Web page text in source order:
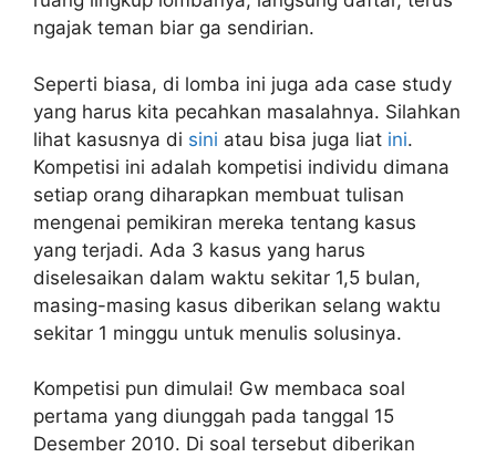
ngajak teman biar ga sendirian.
Seperti biasa, di lomba ini juga ada case study
yang harus kita pecahkan masalahnya. Silahkan
lihat kasusnya di sini atau bisa juga liat ini.
Kompetisi ini adalah kompetisi individu dimana
setiap orang diharapkan membuat tulisan
mengenai pemikiran mereka tentang kasus
yang terjadi. Ada 3 kasus yang harus
diselesaikan dalam waktu sekitar 1,5 bulan,
masing-masing kasus diberikan selang waktu
sekitar 1 minggu untuk menulis solusinya.
Kompetisi pun dimulai! Gw membaca soal
pertama yang diunggah pada tanggal 15
Desember 2010. Di soal tersebut diberikan